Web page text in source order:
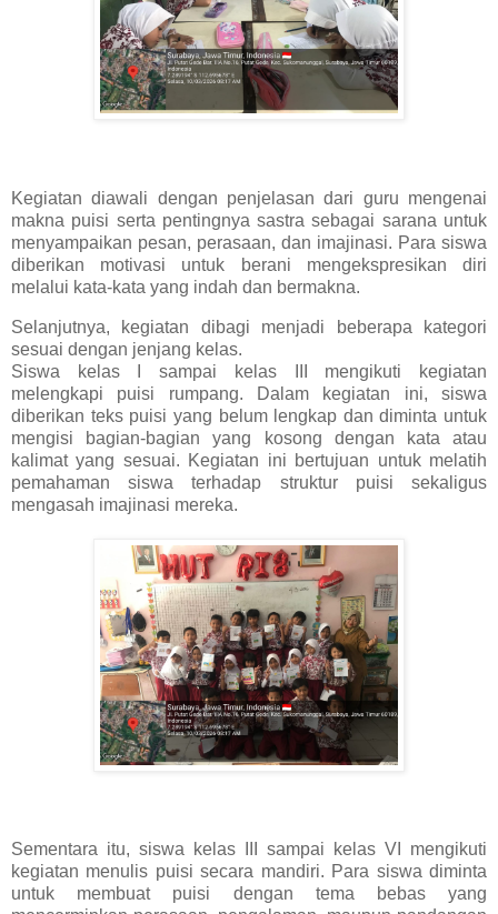
Kegiatan diawali dengan penjelasan dari guru mengenai
makna puisi serta pentingnya sastra sebagai sarana untuk
menyampaikan pesan, perasaan, dan imajinasi. Para siswa
diberikan motivasi untuk berani mengekspresikan diri
melalui kata-kata yang indah dan bermakna.
Selanjutnya, kegiatan dibagi menjadi beberapa kategori
sesuai dengan jenjang kelas.
Siswa kelas I sampai kelas III mengikuti kegiatan
melengkapi puisi rumpang. Dalam kegiatan ini, siswa
diberikan teks puisi yang belum lengkap dan diminta untuk
mengisi bagian-bagian yang kosong dengan kata atau
kalimat yang sesuai. Kegiatan ini bertujuan untuk melatih
pemahaman siswa terhadap struktur puisi sekaligus
mengasah imajinasi mereka.
Sementara itu, siswa kelas III sampai kelas VI mengikuti
kegiatan menulis puisi secara mandiri. Para siswa diminta
untuk membuat puisi dengan tema bebas yang